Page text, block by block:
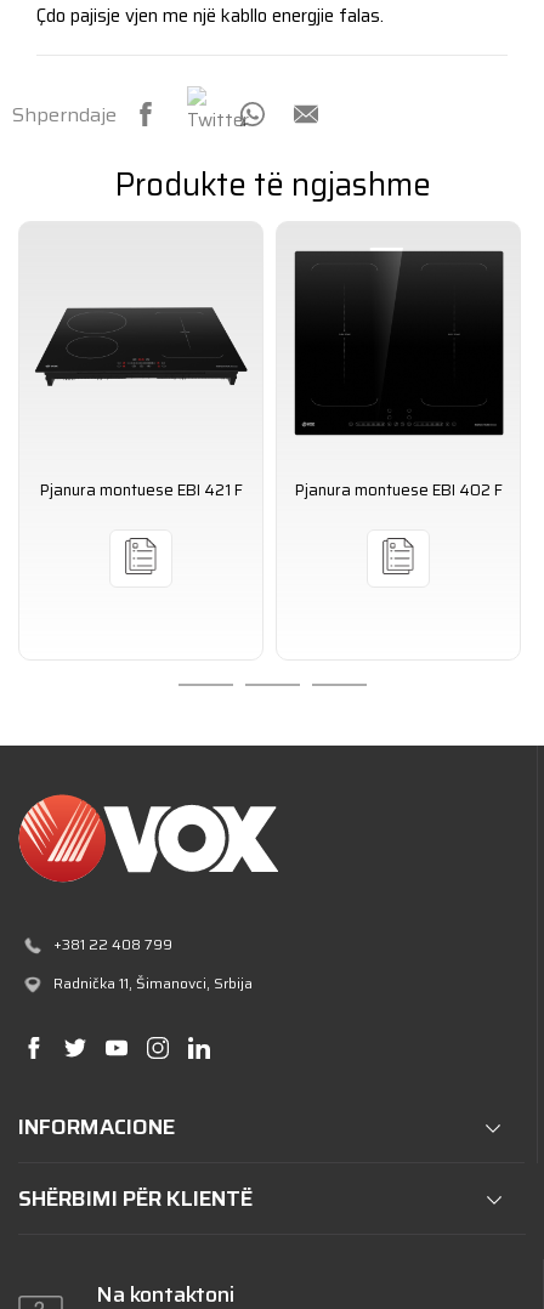
Çdo pajisje vjen me një kabllo energjie falas.
Shperndaje
Produkte të ngjashme
Pjanura montuese EBI 421 F Pjanura montuese EBI 402 F
+381 22 408 799
Radnička 11, Šimanovci, Srbija
INFORMACIONE
SHËRBIMI PËR KLIENTË
Na kontaktoni